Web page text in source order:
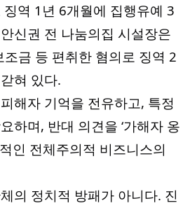
역 1년 6개월에 집행유예 3
신권 전 나눔의집 시설장은
조금 등 편취한 혐의로 징역 2
혀 있다.
해자 기억을 전유하고, 특정
하며, 반대 의견을 ‘가해자 옹
인 전체주의적 비즈니스의
의 정치적 방패가 아니다. 진